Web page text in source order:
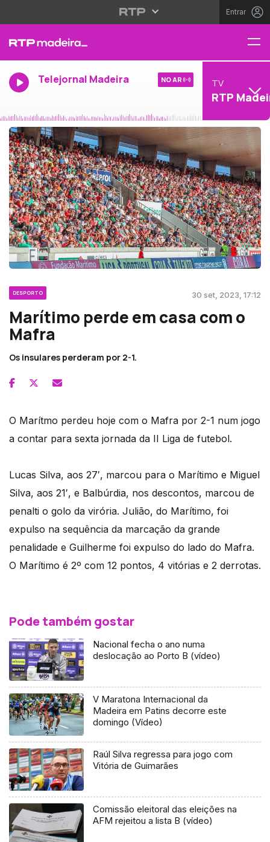
Entrar
Telejornal Madeira NO AR TV
RTP
DESPORTO 30 set, 2023, 17:12
Marítimo perde em casa com o
Mafra
Os insulares perderam por 2-1.
O Marítmo perdeu hoje com o Mafra por 2-1 num jogo
a contar para sexta jornada da II Liga de futebol.
Lucas Silva, aos 27′, marcou para o Marítimo e Miguel
Silva, aos 21′, e Balbúrdia, nos descontos, marcou de
penalti o golo da virória. Julião, do Marítimo, foi
expulso na sequência da marcação da grande
penalidade e Guilherme foi expulso do lado do Mafra.
O Marítimo é 2º com 12 pontos, 4 vitórias e 2 derrotas.
Pode também gostar
Nacional fecha o ano numa
deslocação ao Porto B (vídeo)
V Maratona Internacional da
Madeira em Patins decorre este
domingo (Vídeo)
Raúl Silva regressa para jogo com
Vitória de Guimarães
Comissão eleitoral das eleições na
AFM rejeitou a lista B (vídeo)